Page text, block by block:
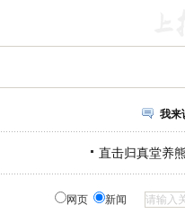
我来
直击归真堂养
网页 新闻